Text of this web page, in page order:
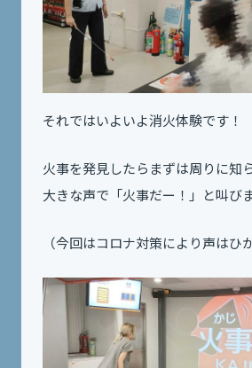
それではいよいよ消火体験です！
火事を発見したらまずは周りに知
大きな声で「火事だー！」と叫びま
（今回はコロナ対策により声はひ